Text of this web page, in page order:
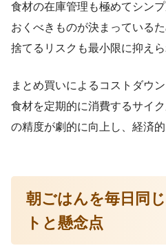
食材の在庫管理も極めてシン
おくべきものが決まっている
捨てるリスクも最小限に抑えら
まとめ買いによるコストダウ
食材を定期的に消費するサイ
の精度が劇的に向上し、経済
朝ごはんを毎日同
トと懸念点